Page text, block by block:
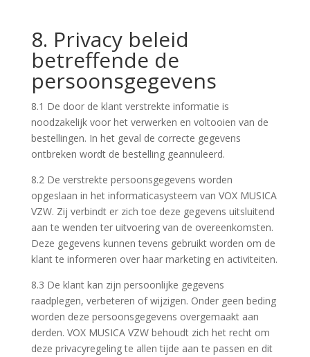
8. Privacy beleid
betreffende de
persoonsgegevens
8.1 De door de klant verstrekte informatie is
noodzakelijk voor het verwerken en voltooien van de
bestellingen. In het geval de correcte gegevens
ontbreken wordt de bestelling geannuleerd.
8.2 De verstrekte persoonsgegevens worden
opgeslaan in het informaticasysteem van VOX MUSICA
VZW. Zij verbindt er zich toe deze gegevens uitsluitend
aan te wenden ter uitvoering van de overeenkomsten.
Deze gegevens kunnen tevens gebruikt worden om de
klant te informeren over haar marketing en activiteiten.
8.3 De klant kan zijn persoonlijke gegevens
raadplegen, verbeteren of wijzigen. Onder geen beding
worden deze persoonsgegevens overgemaakt aan
derden. VOX MUSICA VZW behoudt zich het recht om
deze privacyregeling te allen tijde aan te passen en dit